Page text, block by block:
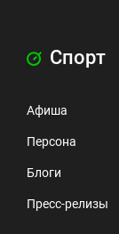
Спорт
Афиша
Персона
Блоги
Пресс-релизы